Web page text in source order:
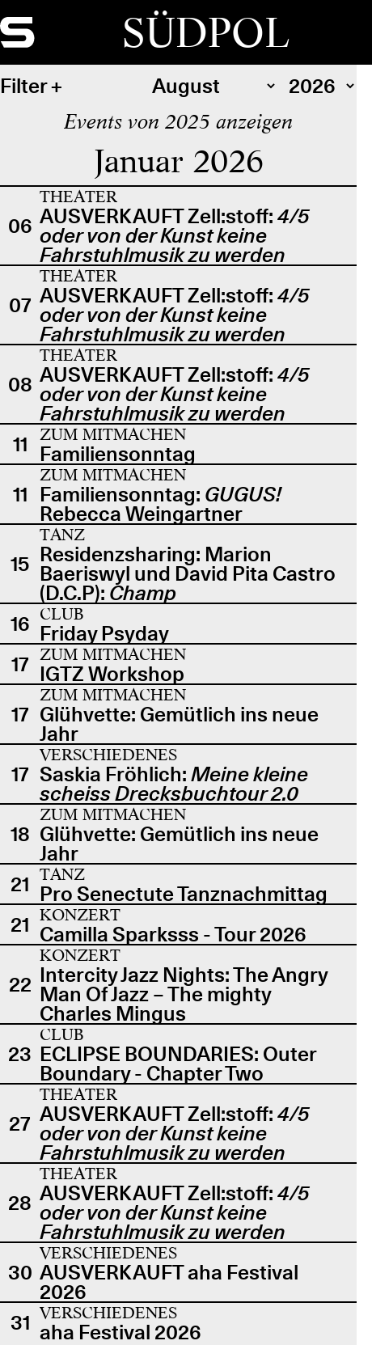
SÜDPOL
Filter
Events von 2025 anzeigen
Januar 2026
06
THEATER
AUSVERKAUFT Zell:stoff: 4/5
oder von der Kunst keine
Fahrstuhlmusik zu werden
07
THEATER
AUSVERKAUFT Zell:stoff: 4/5
oder von der Kunst keine
Fahrstuhlmusik zu werden
08
THEATER
AUSVERKAUFT Zell:stoff: 4/5
oder von der Kunst keine
Fahrstuhlmusik zu werden
11
ZUM MITMACHEN
Familiensonntag
11
ZUM MITMACHEN
Familiensonntag: GUGUS!
Rebecca Weingartner
15
TANZ
Residenzsharing: Marion
Baeriswyl und David Pita Castro
(D.C.P): Champ
16 CLUB
Friday Psyday
17 ZUM MITMACHEN
IGTZ Workshop
17
ZUM MITMACHEN
Glühvette: Gemütlich ins neue
Jahr
17
VERSCHIEDENES
Saskia Fröhlich: Meine kleine
scheiss Drecksbuchtour 2.0
18
ZUM MITMACHEN
Glühvette: Gemütlich ins neue
Jahr
21 TANZ
Pro Senectute Tanznachmittag
21 KONZERT
Camilla Sparksss - Tour 2026
22
KONZERT
Intercity Jazz Nights: The Angry
Man Of Jazz – The mighty
Charles Mingus
23
CLUB
ECLIPSE BOUNDARIES: Outer
Boundary - Chapter Two
27
THEATER
AUSVERKAUFT Zell:stoff: 4/5
oder von der Kunst keine
Fahrstuhlmusik zu werden
28
THEATER
AUSVERKAUFT Zell:stoff: 4/5
oder von der Kunst keine
Fahrstuhlmusik zu werden
30
VERSCHIEDENES
AUSVERKAUFT aha Festival
2026
31 VERSCHIEDENES
aha Festival 2026